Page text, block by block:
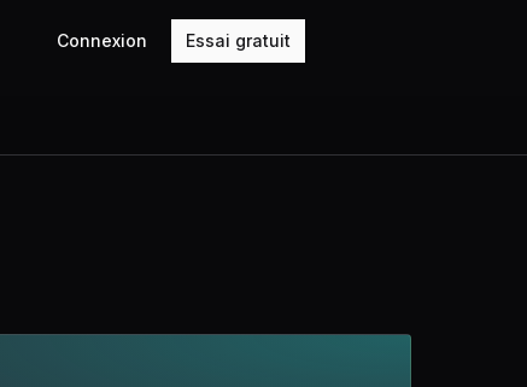
Connexion Essai gratuit